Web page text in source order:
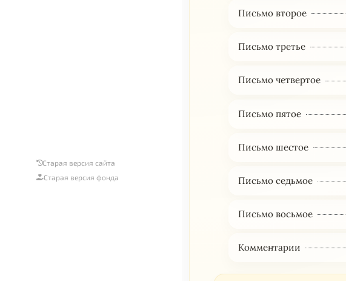
Старая версия сайта
Старая версия фонда
Письмо второе
Письмо третье
Письмо четвертое
Письмо пятое
Письмо шестое
Письмо седьмое
Письмо восьмое
Комментарии